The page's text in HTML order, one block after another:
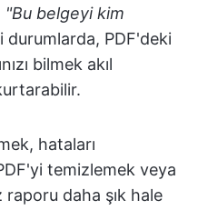
"Bu belgeyi kim
PDF'deki
bilmek akıl
hataları
temizlemek veya
raporu daha şık hale